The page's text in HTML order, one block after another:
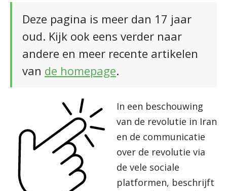
Deze pagina is meer dan 17 jaar
oud. Kijk ook eens verder naar
andere en meer recente artikelen
van de homepage.
In een beschouwing
van de revolutie in Iran
en de communicatie
over de revolutie via
de vele sociale
platformen, beschrijft